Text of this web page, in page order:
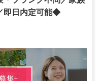
即日内定可能◆